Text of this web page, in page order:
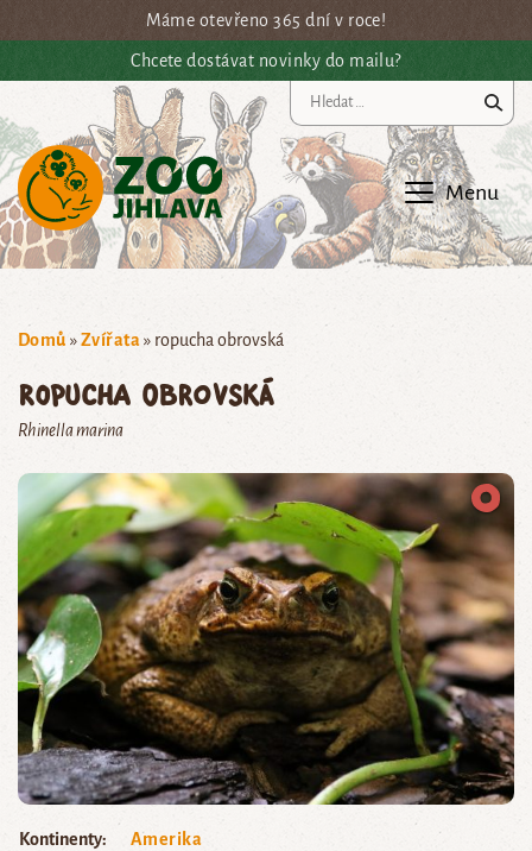
Přejít na hlavní obsahMáme otevřeno 365 dní v roce!
Chcete dostávat novinky do mailu?
Menu
Domů »Zvířata» ropucha obrovská
ropucha obrovská
Rhinella marina
Kontinenty
Amerika